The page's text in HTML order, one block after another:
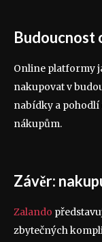
Budoucnost
Online platformy
nakupovat v
nabídky a
nákupům.
Závěr:
Zalando
zbytečných